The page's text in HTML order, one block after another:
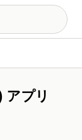
プリ